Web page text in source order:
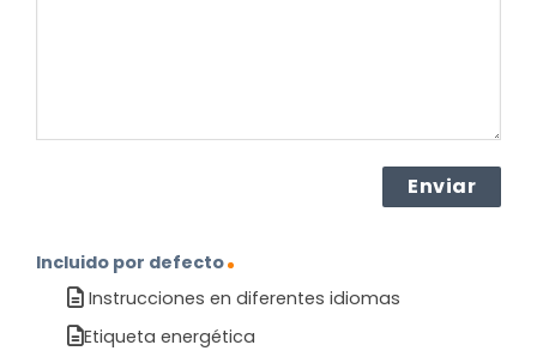
Incluido por defecto
Instrucciones en diferentes idiomas
Etiqueta energética